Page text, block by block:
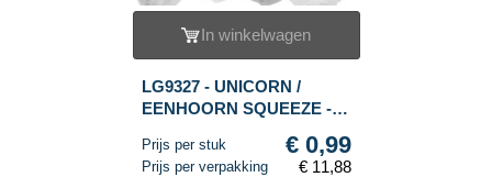
In winkelwagen
LG9327 - UNICORN /
EENHOORN SQUEEZE -
Prijs per stuk € 0,99
Prijs per verpakking € 11,88